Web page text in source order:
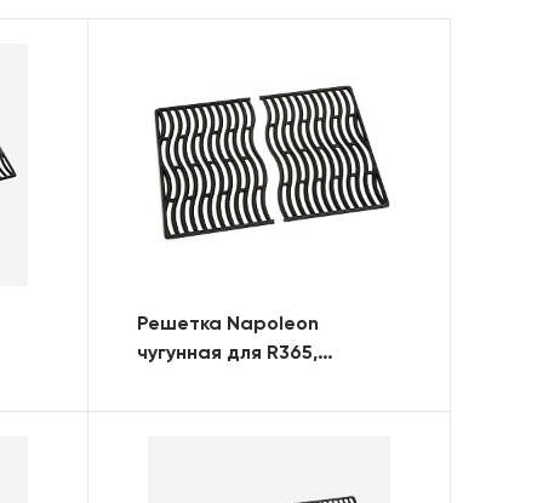
Решетка Napoleon
чугунная для R365,